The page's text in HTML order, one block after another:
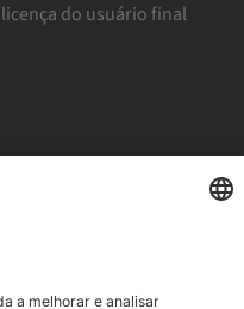
do usuário final